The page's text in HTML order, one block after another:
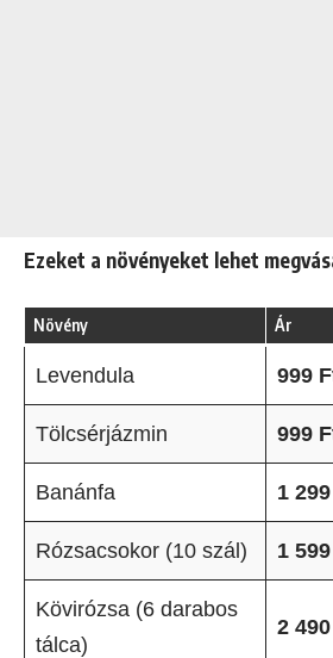
Ezeket a növényeket lehet
Növény Ár
Levendula 999
Tölcsérjázmin 999
Banánfa 1
Rózsacsokor (10 szál) 1
Kövirózsa (6 darabos
tálca)
2